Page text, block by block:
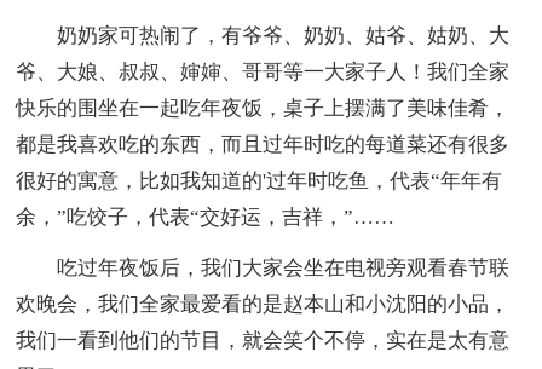
奶奶家可热闹了，有爷爷、奶奶、姑爷、姑奶、大
爷、大娘、叔叔、婶婶、哥哥等一大家子人！我们全家
快乐的围坐在一起吃年夜饭，桌子上摆满了美味佳肴，
都是我喜欢吃的东西，而且过年时吃的每道菜还有很多
很好的寓意，比如我知道的'过年时吃鱼，代表“年年有
余，”吃饺子，代表“交好运，吉祥，”……
吃过年夜饭后，我们大家会坐在电视旁观看春节联
欢晚会，我们全家最爱看的是赵本山和小沈阳的小品，
我们一看到他们的节目，就会笑个不停，实在是太有意